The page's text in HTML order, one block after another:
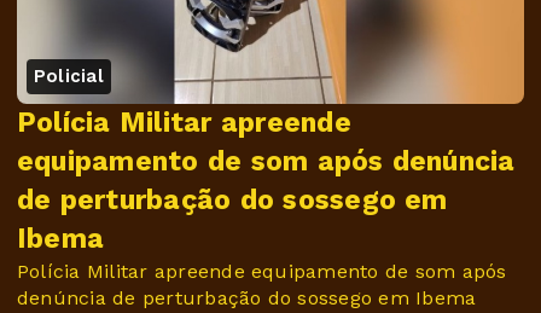
Policial
Polícia Militar apreende
equipamento de som após denúncia
de perturbação do sossego em
Ibema
Polícia Militar apreende equipamento de som após
denúncia de perturbação do sossego em Ibema